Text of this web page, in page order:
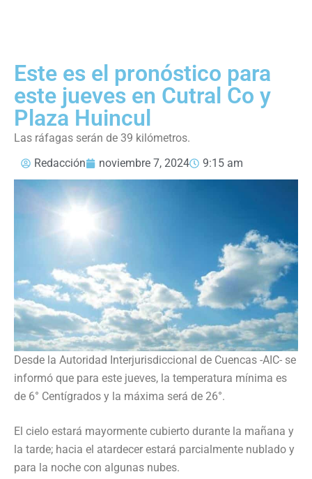
Este es el pronóstico para
este jueves en Cutral Co y
Plaza Huincul
Las ráfagas serán de 39 kilómetros.
Redacción
noviembre 7, 2024 9:15 am
Desde la Autoridad Interjurisdiccional de Cuencas -AIC- se
informó que para este jueves, la temperatura mínima es
de 6° Centígrados y la máxima será de 26°.
El cielo estará mayormente cubierto durante la mañana y
la tarde; hacia el atardecer estará parcialmente nublado y
para la noche con algunas nubes.